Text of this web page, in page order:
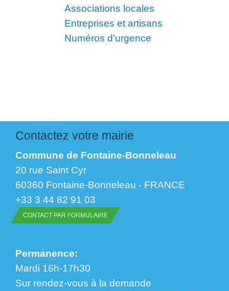
Associations locales
Entreprises et artisans
Numéros d'urgence
Contactez votre mairie
Commune de Fontaine-Bonneleau
20 rue Saint Cyr
60360 Fontaine-Bonneleau - FRANCE
+33 3 44 82 91 03
CONTACT PAR FORMULAIRE
Permanence:
Mardi 16h-17h30
Sur rendez-vous à la demande